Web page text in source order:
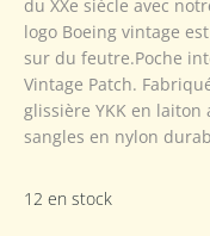
du XXe siècle avec
logo Boeing vintage
sur du feutre.Poche
Vintage Patch.
glissière YKK en
sangles en nylon
12 en stock